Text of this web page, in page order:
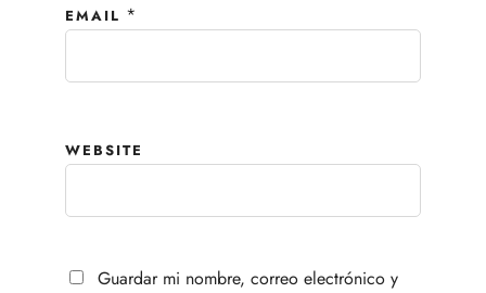
EMAIL *
WEBSITE
Guardar mi nombre, correo electrónico y